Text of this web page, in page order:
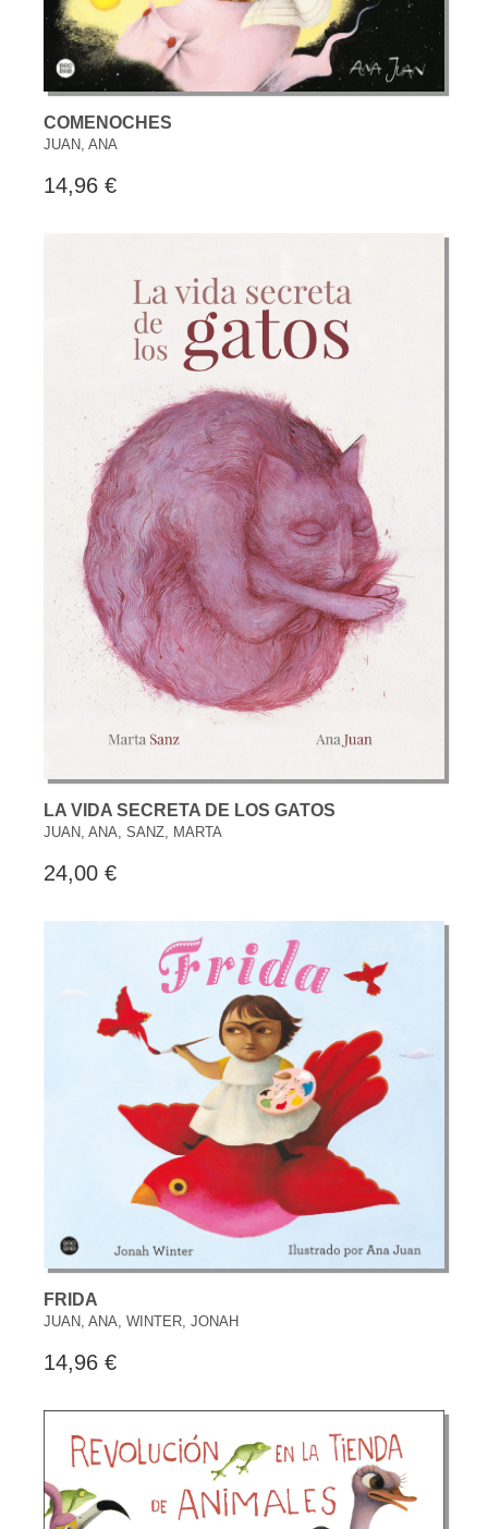
COMENOCHES
JUAN, ANA
14,96 €
LA VIDA SECRETA DE LOS GATOS
JUAN, ANA, SANZ, MARTA
24,00 €
FRIDA
JUAN, ANA, WINTER, JONAH
14,96 €